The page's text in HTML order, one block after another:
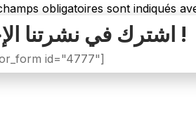
obligatoires sont indiqués
اشترك في نشرتنا الإخبارية !
id="4777"]